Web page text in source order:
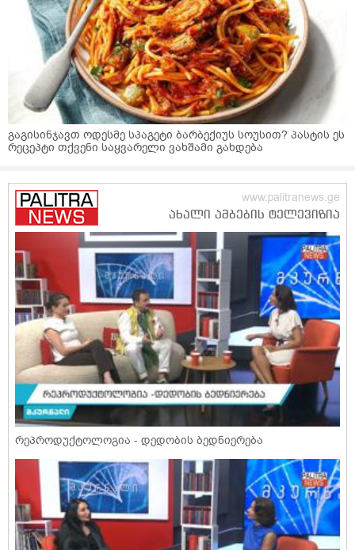
გაგისინჯავთ ოდესმე სპაგეტი ბარბექიუს სოუსით? პასტის ეს
რეცეპტი თქვენი საყვარელი ვახშამი გახდება
რეპროდუქტოლოგია - დედობის ბედნიერება